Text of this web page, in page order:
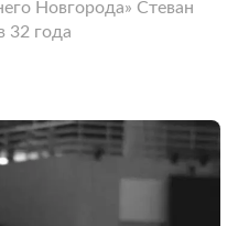
Новгорода» Стеван
32 года